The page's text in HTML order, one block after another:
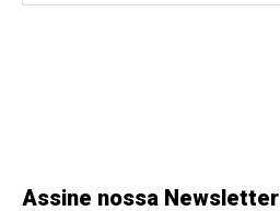
Assine nossa Newsletter